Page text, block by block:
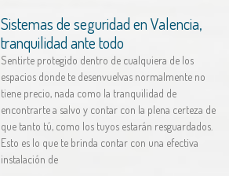
Sistemas de seguridad en Valencia,
tranquilidad ante todo
Sentirte protegido dentro de cualquiera de los
espacios donde te desenvuelvas normalmente no
tiene precio, nada como la tranquilidad de
encontrarte a salvo y contar con la plena certeza de
que tanto tú, como los tuyos estarán resguardados.
Esto es lo que te brinda contar con una efectiva
instalación de